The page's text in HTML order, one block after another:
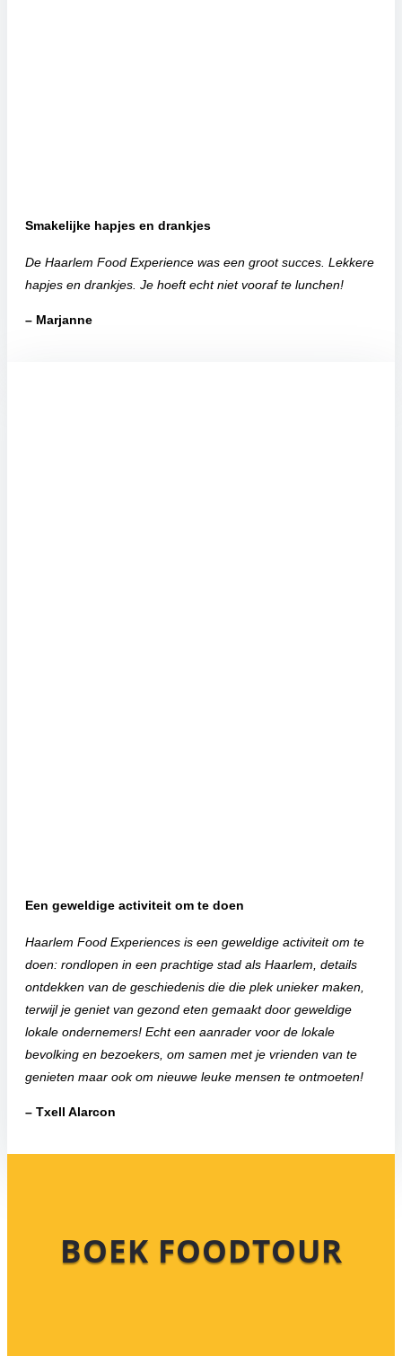
Smakelijke hapjes en drankjes
De Haarlem Food Experience was een groot succes. Lekkere
hapjes en drankjes. Je hoeft echt niet vooraf te lunchen!
– Marjanne
Een geweldige activiteit om te doen
Haarlem Food Experiences is een geweldige activiteit om te
doen: rondlopen in een prachtige stad als Haarlem, details
ontdekken van de geschiedenis die die plek unieker maken,
terwijl je geniet van gezond eten gemaakt door geweldige
lokale ondernemers! Echt een aanrader voor de lokale
bevolking en bezoekers, om samen met je vrienden van te
genieten maar ook om nieuwe leuke mensen te ontmoeten!
– Txell Alarcon
BOEK FOODTOUR